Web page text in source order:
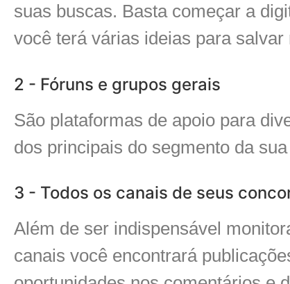
suas buscas. Basta começar a
você terá várias ideias para salvar
2 - Fóruns e grupos gerais
São plataformas de apoio para
dos principais do segmento da
3 - Todos os canais de seus
Além de ser indispensável
canais você encontrará